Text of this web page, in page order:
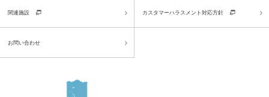
関連施設
お問い合わせ
カスタマーハラスメント対応方針